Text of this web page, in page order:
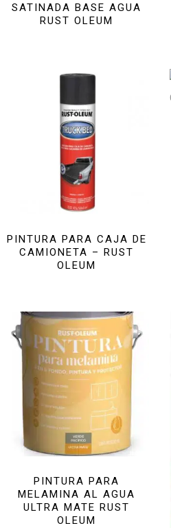
SATINADA BASE AGUA
RUST OLEUM
PINTURA PARA CAJA DE
CAMIONETA – RUST
OLEUM
PINTURA PARA
MELAMINA AL AGUA
ULTRA MATE RUST
OLEUM